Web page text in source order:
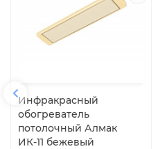
Инфракрасный
обогреватель
потолочный Алмак
ИК-11 бежевый